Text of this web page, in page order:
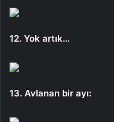
12. Yok artık…
13. Avlanan bir ayı: